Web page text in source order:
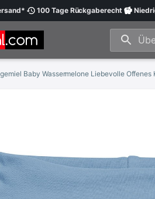
* 100 TageRückgaberecht